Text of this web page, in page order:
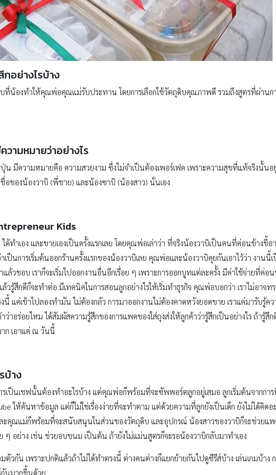
อย่างไรบ้าง
ที่น้องทำให้คุณพ่อคุณแม่รับประทาน โดยการเลือกใช้วัตถุดิบคุณภาพดี รวมถึงสูตรที่ผ่านก
วามหมายว่าอย่างไร
มีความหมายคือ ความสวยงาม ซึ่งไม่จำเป็นต้องเพอร์เฟค เพราะความสุขที่แท้จริงนั้นอยู่
ของน้องวาบิ (พี่ชาย) และน้องซาบิ (น้องสาว) นั่นเอง
Kids
ด้ทำเอง และขายเองเป็นครั้งแรกเลย โดยคุณพ่อเล่าว่า ที่จริงน้องวาบิเป็นคนที่ค่อนข้างขี้อ
ป็นการเริ่มต้นออกร้านครั้งแรกของน้องวาบิเลย คุณพ่อและน้องวาบิคุยกันเอาไว้ว่า งานนี้
วชอบ เราก็จะเริ่มไปออกงานอื่นอีกเรื่อย ๆ เพราะการออกบูทแต่ละครั้ง มีค่าใช้จ่ายที่ค่อน
วรู้สึกดีก็จะทำต่อ มีเทคนิคในการสอนลูกอย่างไรให้เริ่มทำธุรกิจ คุณพ่อบอกว่า เราไม่อาจท
นี้ แค่เข้าไปลองทำมัน ไม่ต้องกลัว การมาออกงานไม่ต้องคาดหวังยอดขาย เราแค่มารับรู้คว
อร่อยไหม ได้สัมผัสความรู้สึกของการแพคของใส่ถุงส่งให้ลูกค้าว่ารู้สึกเป็นอย่างไร ถ้ารู้สึ
าก เอาแค่ ณ วันนี้
บ้าง
เป็นเชฟนั้นต้องทำอะไรบ้าง แต่คุณพ่อก็พร้อมที่จะซัพพอร์ตลูกอยู่เสมอ ลูกเริ่มต้นจากกา
ให้ค้นหาข้อมูล แต่ก็ไม่ใช่เรื่องง่ายที่จะทำตาม แต่ด้วยความที่ลูกยังเป็นเด็ก ยังไม่ได้คิดอะ
ะคุณแม่ก็พร้อมที่จะสนับสนุนในส่วนของวัตถุดิบ และอุปกรณ์ น้องสาวของวาบิก็จะช่วยแ
อย่าง เช่น ช่วยอบขนม เป็นต้น ถ้ายังไม่แม่นสูตรก็จะรอน้องวาบิกลับมาทำเอง
วกัน เพราะปกติแล้วถ้าไม่ได้ทำตรงนี้ ต่างคนต่างก็แยกย้ายกันไปดูซีรีส์บ้าง เล่นเกมบ้าง
นมากขึ้นด้วย